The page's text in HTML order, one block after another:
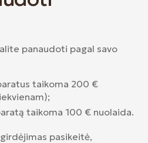
panaudoti pagal savo
taikoma 200 €
taikoma 100 € nuolaida.
pasikeitė,